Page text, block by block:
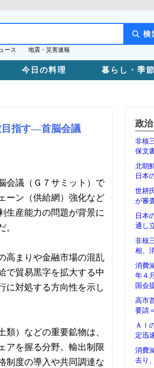
ース 地震・災害速報
今日の料理 暮らし・季
目指す―首脳会議
会議（Ｇ７サミット）で
ーン（供給網）強化など
生産能力の問題が背景に
高まりや金融市場の混乱
で貿易黒字を拡大する中
に対処する方向性を示し
）などの重要鉱物は、
アを握る分野。輸出制限
制度の導入や共同調達な
政
非核
保文
北朝
日本
世耕
が審
日本
通し
非核
相、
消費
年４
国会
高市
要請
ＡＩ
定迅
消費
去り